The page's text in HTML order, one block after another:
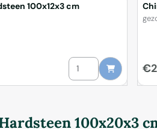
100x25x3 cm
100x12x3 cm
Aantal kiezen voor
100x20x3